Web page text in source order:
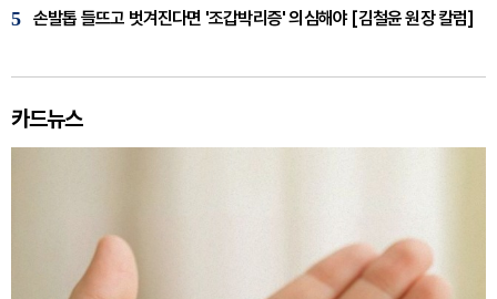
5 손발톱 들뜨고 벗겨진다면 '조갑박리증' 의심해야 [김철윤 원장 칼럼]
카드뉴스